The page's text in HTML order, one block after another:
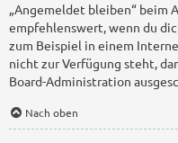
„Angemeldet bleiben“ beim
empfehlenswert, wenn du
zum Beispiel in einem
nicht zur Verfügung steht,
Board-Administration
Nach oben